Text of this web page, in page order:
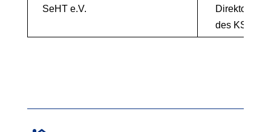
SeHT e.V.
Direktor
des KSI